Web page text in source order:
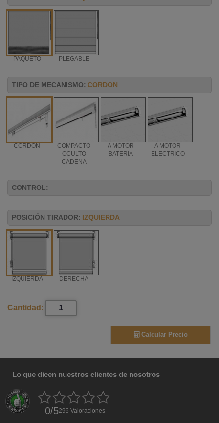
PAQUETO PLEGABLE
TIPO DE MECANISMO: CORDON
CORDON
COMPACTO
OCULTO
CADENA
A MOTOR
BATERIA
A MOTOR
ELECTRICO
CONTROL:
POSICIÓN TIRADOR: IZQUIERDA
IZQUIERDA DERECHA
Cantidad:
Calcular Precio
Lo que dicen nuestros clientes de nosotros
0/5296 Valoraciones